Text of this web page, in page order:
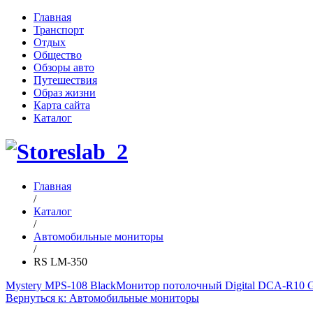
Главная
Транспорт
Отдых
Общество
Обзоры авто
Путешествия
Образ жизни
Карта сайта
Каталог
Главная
/
Каталог
/
Автомобильные мониторы
/
RS LM-350
Mystery MPS-108 BlackМонитор потолочный Digital DCA-R10
Вернуться к: Автомобильные мониторы